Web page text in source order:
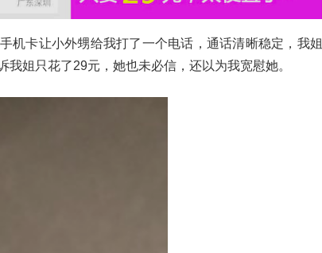
机卡让小外甥给我打了一个电话，通话清晰稳定，我姐
姐只花了29元，她也未必信，还以为我宽慰她。